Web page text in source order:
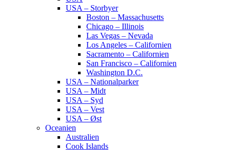
USA – Storbyer
Boston – Massachusetts
Chicago – Illinois
Las Vegas – Nevada
Los Angeles – Californien
Sacramento – Californien
San Francisco – Californien
Washington D.C.
USA – Nationalparker
USA – Midt
USA – Syd
USA – Vest
USA – Øst
Oceanien
Australien
Cook Islands